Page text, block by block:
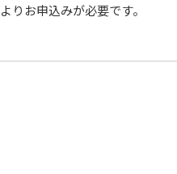
よりお申込みが必要です。